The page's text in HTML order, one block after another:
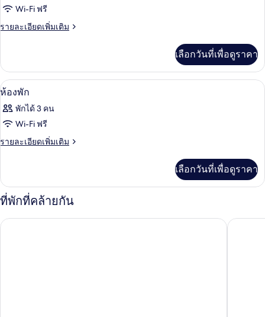
ห้อง
ดี
ซ์
(A)
Wi-Fi ฟรี
รายละเอียดเพิ่มเติม
ราย
เกี่ยว
กับ
ห้อง
ลัก
ซ์
เลือกวันที่เพื่อดูราคา
เปิด
ภาพถ่าย
ทั้งหมด
ของ
7
ห้องพัก
พักได้ 3 คน
Wi-Fi ฟรี
รายละเอียดเพิ่มเติม
ราย
เกี่ยว
กับ
ห้อง
พัก
เลือกวันที่เพื่อดูราคา
ที่พักที่คล้ายกัน
อะเบาท์สเตย์ ทงแดมุน โรงแรม